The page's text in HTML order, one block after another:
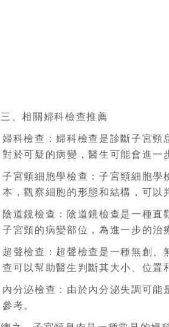
三、相關婦科檢查推薦
婦科檢查：婦科檢查是診斷子宮頸
對於可疑的病變，醫生可能會進一
子宮頸細胞學檢查：子宮頸細胞學
本，觀察細胞的形態和結構，可以
陰道鏡檢查：陰道鏡檢查是一種直
子宮頸的病變部位，為進一步的治
超聲檢查：超聲檢查是一種無創
查可以幫助醫生判斷其大小、位置
內分泌檢查：由於內分泌失調可
參考。